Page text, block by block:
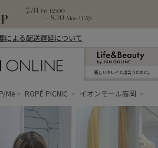
による配送遅延について
新しいキレイと出合うために。
Me ROPÉ PICNIC イオンモール高岡